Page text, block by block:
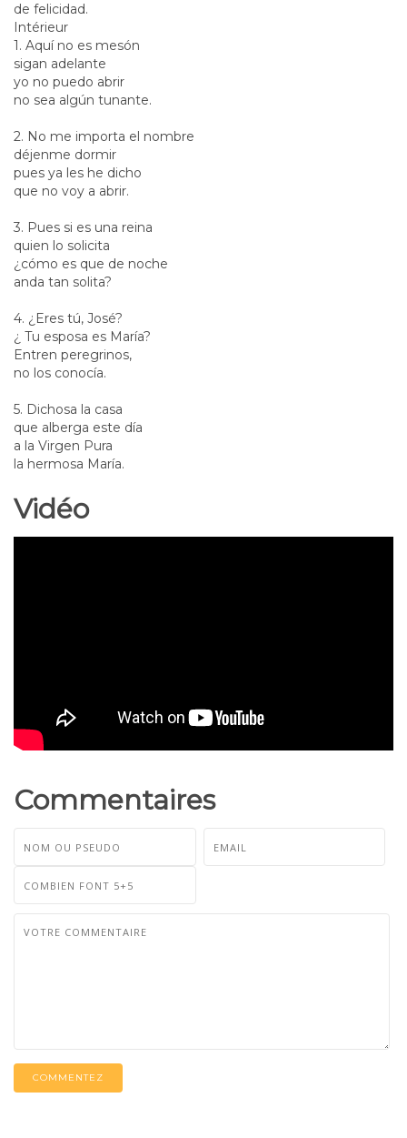
de felicidad.
Intérieur
1. Aquí no es mesón
sigan adelante
yo no puedo abrir
no sea algún tunante.
2. No me importa el nombre
déjenme dormir
pues ya les he dicho
que no voy a abrir.
3. Pues si es una reina
quien lo solicita
¿cómo es que de noche
anda tan solita?
4. ¿Eres tú, José?
¿ Tu esposa es María?
Entren peregrinos,
no los conocía.
5. Dichosa la casa
que alberga este día
a la Virgen Pura
la hermosa María.
Vidéo
Commentaires
COMMENTEZ